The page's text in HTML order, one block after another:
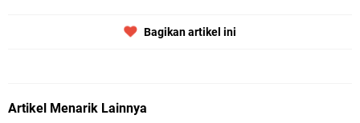
Bagikan artikel ini
Artikel Menarik Lainnya